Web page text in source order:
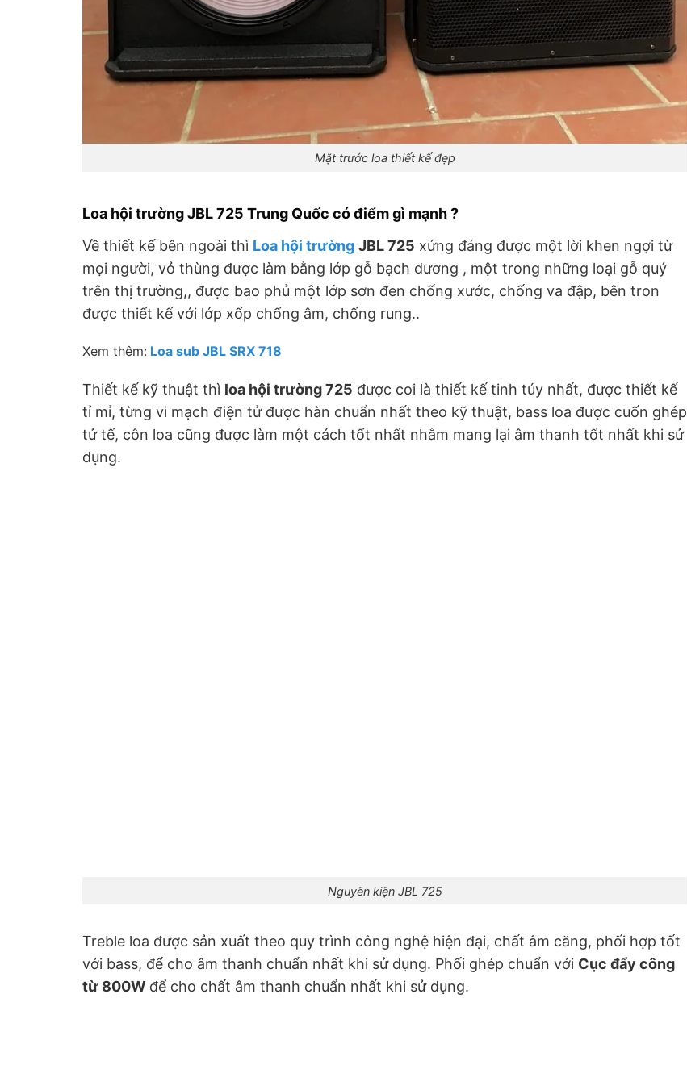
Mặt trước loa thiết kế đẹp
Loa hội trường JBL 725 Trung Quốc có điểm gì mạnh ?
Về thiết kế bên ngoài thì Loa hội trường JBL 725 xứng đáng được một lời khen ngợi từ
mọi người, vỏ thùng được làm bằng lớp gỗ bạch dương , một trong những loại gỗ quý
trên thị trường,, được bao phủ một lớp sơn đen chống xước, chống va đập, bên tron
được thiết kế với lớp xốp chống âm, chống rung..
Xem thêm: Loa sub JBL SRX 718
Thiết kế kỹ thuật thì loa hội trường 725 được coi là thiết kế tinh túy nhất, được thiết kế
tỉ mỉ, từng vi mạch điện tử được hàn chuẩn nhất theo kỹ thuật, bass loa được cuốn ghép
tử tế, côn loa cũng được làm một cách tốt nhất nhằm mang lại âm thanh tốt nhất khi sử
dụng.
Nguyên kiện JBL 725
Treble loa được sản xuất theo quy trình công nghệ hiện đại, chất âm căng, phối hợp tốt
với bass, để cho âm thanh chuẩn nhất khi sử dụng. Phối ghép chuẩn với Cục đẩy công
từ 800W để cho chất âm thanh chuẩn nhất khi sử dụng.